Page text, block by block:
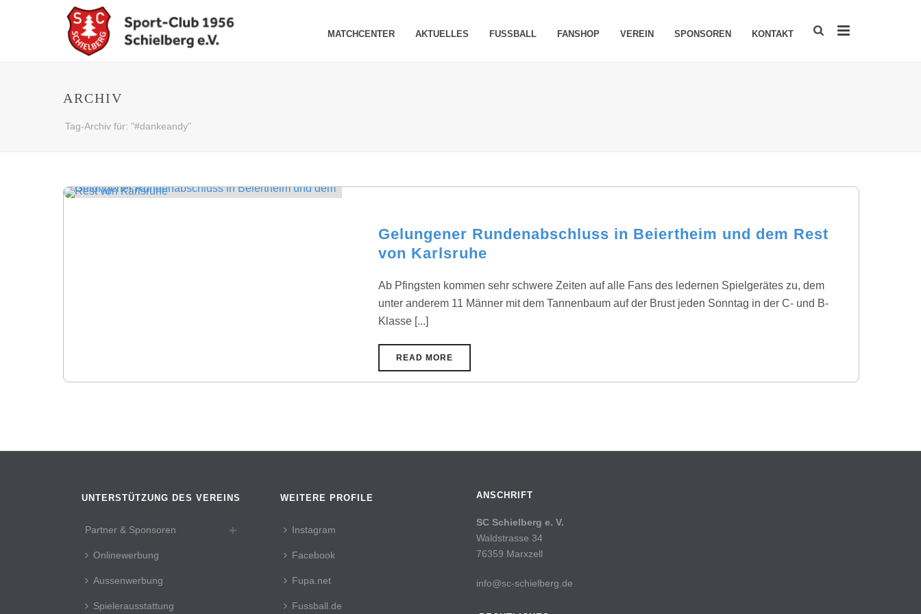
MATCHCENTER AKTUELLES FUSSBALL FANSHOP VEREIN SPONSOREN KONTAKT
ARCHIV
Tag-Archiv für: "#dankeandy"
Gelungener Rundenabschluss in Beiertheim und dem Rest
von Karlsruhe
Ab Pfingsten kommen sehr schwere Zeiten auf alle Fans des ledernen Spielgerätes zu, dem
unter anderem 11 Männer mit dem Tannenbaum auf der Brust jeden Sonntag in der C- und B-
Klasse [...]
READ MORE
UNTERSTÜTZUNG DES VEREINS
Partner & Sponsoren
Onlinewerbung
Aussenwerbung
Spielerausstattung
WEITERE PROFILE
Instagram
Facebook
Fupa.net
Fussball.de
ANSCHRIFT
SC Schielberg e. V.
Waldstrasse 34
76359 Marxzell
info@sc-schielberg.de